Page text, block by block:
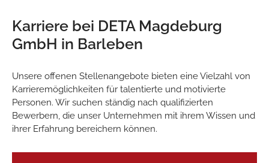
Karriere bei DETA Magdeburg
GmbH in Barleben
Unsere offenen Stellenangebote bieten eine Vielzahl von
Karrieremöglichkeiten für talentierte und motivierte
Personen. Wir suchen ständig nach qualifizierten
Bewerbern, die unser Unternehmen mit ihrem Wissen und
ihrer Erfahrung bereichern können.